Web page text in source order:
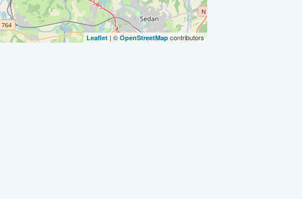
Leaflet| © OpenStreetMapcontributors